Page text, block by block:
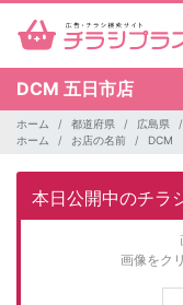
DCM 五日市店
ホーム 都道府県 広島県
ホーム
お店の名前 DCM
本日公開中のチラ
画像をク